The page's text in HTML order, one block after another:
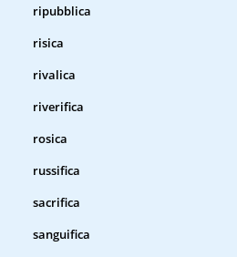
ripubblica
risica
rivalica
riverifica
rosica
russifica
sacrifica
sanguifica